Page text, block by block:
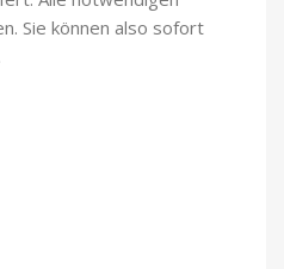
Sie können also sofort